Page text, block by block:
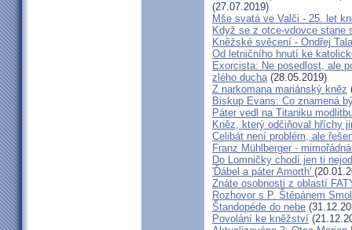
(27.07.2019)
Mše svatá ve Valči - 25. let
Když se z otce-vdovce stane
Kněžské svěcení - Ondřej
Od letničního hnutí ke
Exorcista: Ne posedlost, ale
zlého ducha(28.05.2019)
Z narkomana mariánský kněz
Biskup Evans: Co znamená
Páter vedl na Titaniku
Kněz, který odčiňoval hříchy
Celibát není problém, ale
Franz Mühlberger -
Do Lomničky chodí jen ti
'Ďábel a páter Amorth'
Znáte osobnosti z oblastí
Rozhovor s P. Štěpánem
Štandopéde do nebe
Povolání ke kněžství